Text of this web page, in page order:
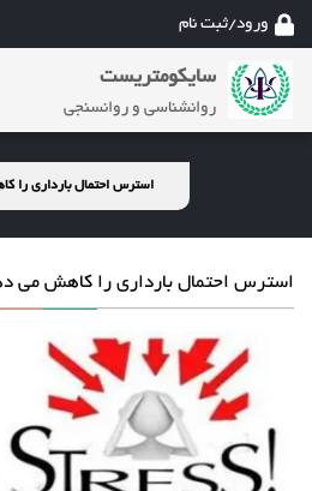
ورود/ثبت نام
سایکومتریست
روانشناسی و روانسنجی
استرس احتمال بارداری را
استرس احتمال بارداری را کاهش می